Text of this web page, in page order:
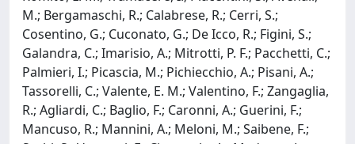
M.; Bergamaschi, R.; Calabrese, R.; Cerri, S.;
Cosentino, G.; Cuconato, G.; De Icco, R.; Figini, S.;
Galandra, C.; Imarisio, A.; Mitrotti, P. F.; Pacchetti, C.;
Palmieri, I.; Picascia, M.; Pichiecchio, A.; Pisani, A.;
Tassorelli, C.; Valente, E. M.; Valentino, F.; Zangaglia,
R.; Agliardi, C.; Baglio, F.; Caronni, A.; Guerini, F.;
Mancuso, R.; Mannini, A.; Meloni, M.; Saibene, F.;